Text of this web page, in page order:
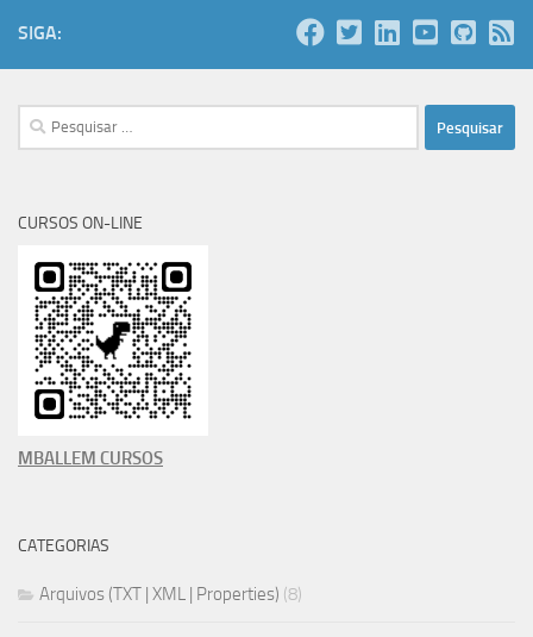
SIGA:
Pesquisar
por:
CURSOS ON-LINE
MBALLEM CURSOS
CATEGORIAS
Arquivos (TXT | XML | Properties) (8)